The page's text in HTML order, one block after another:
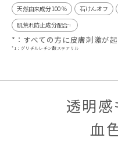
天然由来成分100％ 石けんオフ
肌荒れ防止成分配合*1
*：すべての方に皮膚刺激が
*1：グリチルレチン酸ステアリル
透明
血